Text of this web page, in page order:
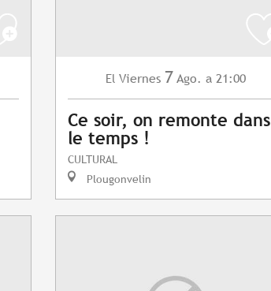
El Viernes 7 Ago. a 21:00
Ce soir, on remonte dans
le temps !
CULTURAL
Plougonvelin